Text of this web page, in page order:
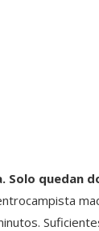
Solo quedan